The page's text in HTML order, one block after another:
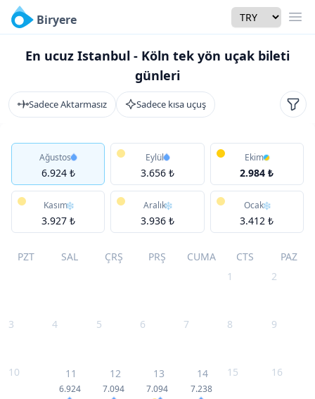
Biryere Currency
En ucuz Istanbul - Köln tek yön uçak bileti
günleri
Sadece Aktarmasız Sadece kısa uçuş
Ağustos
6.924 ₺
Eylül
3.656 ₺
Ekim
2.984 ₺
Kasım
3.927 ₺
Aralık
3.936 ₺
Ocak
3.412 ₺
PZT SAL ÇRŞ PRŞ CUMA CTS
PAZ
1
2
3 4 5 6 7 8 9
10 11
6.924
12
7.094
13
7.094
14
7.238
15 16